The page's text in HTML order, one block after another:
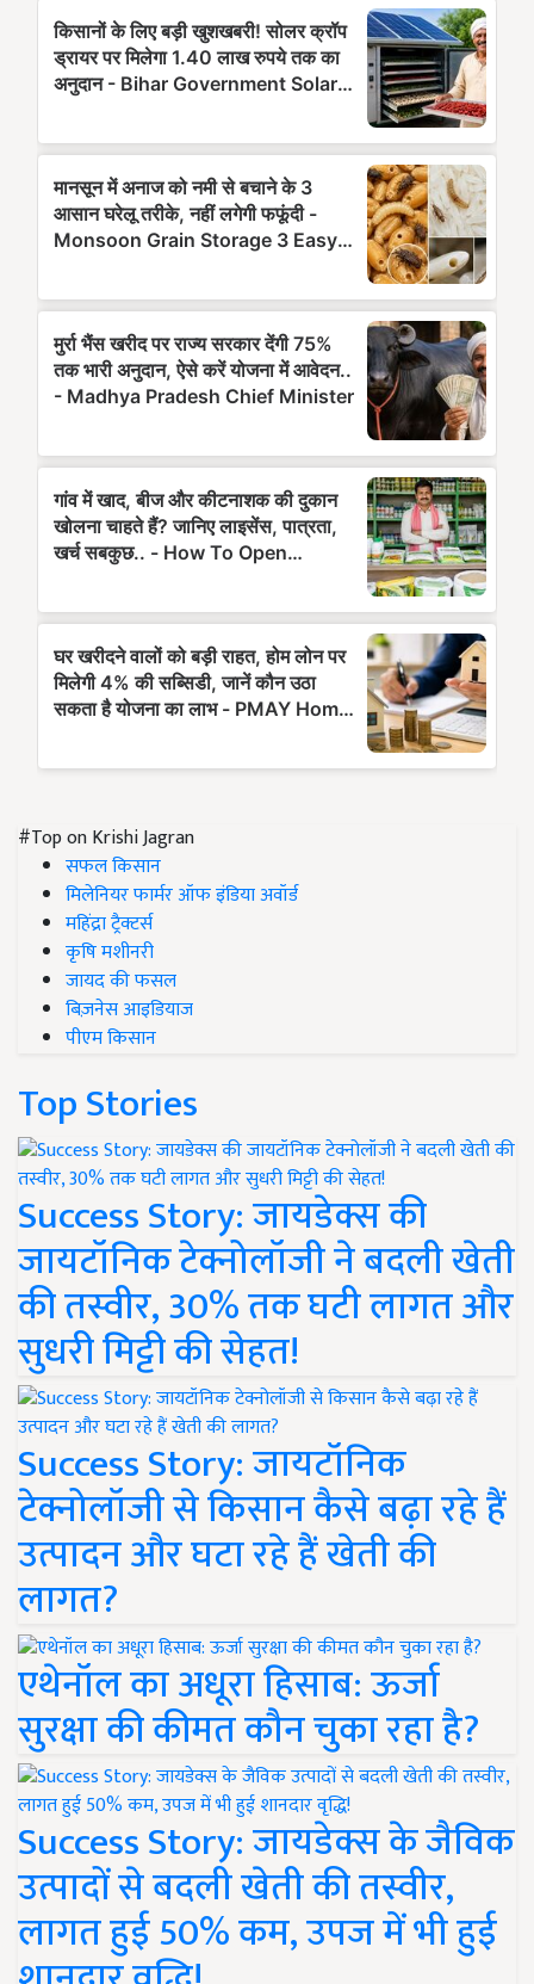
#Top on Krishi Jagran
सफल किसान
मिलेनियर फार्मर ऑफ इंडिया अवॉर्ड
महिंद्रा ट्रैक्टर्स
कृषि मशीनरी
जायद की फसल
बिज़नेस आइडियाज
पीएम किसान
Top Stories
Success Story: जायडेक्स की
जायटॉनिक टेक्नोलॉजी ने बदली खेती
की तस्वीर, 30% तक घटी लागत और
सुधरी मिट्टी की सेहत!
Success Story: जायटॉनिक
टेक्नोलॉजी से किसान कैसे बढ़ा रहे हैं
उत्पादन और घटा रहे हैं खेती की
लागत?
एथेनॉल का अधूरा हिसाब: ऊर्जा
सुरक्षा की कीमत कौन चुका रहा है?
Success Story: जायडेक्स के जैविक
उत्पादों से बदली खेती की तस्वीर,
लागत हुई 50% कम, उपज में भी हुई